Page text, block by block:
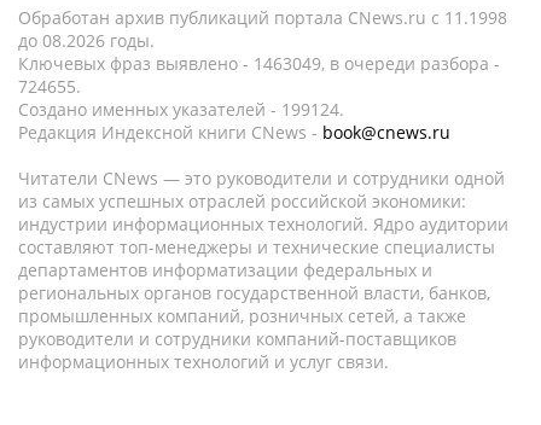
Обработан архив публикаций портала CNews.ru c 11.1998
до 08.2026 годы.
Ключевых фраз выявлено - 1463049, в очереди разбора -
724655.
Создано именных указателей - 199124.
Редакция Индексной книги CNews - book@cnews.ru
Читатели CNews — это руководители и сотрудники одной
из самых успешных отраслей российской экономики:
индустрии информационных технологий. Ядро аудитории
составляют топ-менеджеры и технические специалисты
департаментов информатизации федеральных и
региональных органов государственной власти, банков,
промышленных компаний, розничных сетей, а также
руководители и сотрудники компаний-поставщиков
информационных технологий и услуг связи.